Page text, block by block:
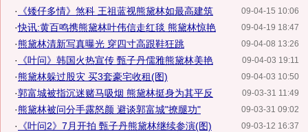
09-04-15 10:06
· 《矮仔多情》煞科 王祖蓝视熊黛林如最高建筑
09-04-19 18:47
·快讯:黄百鸣携熊黛林叶伟信走红毯 熊黛林惊艳
09-04-08 13:26
·熊黛林清新写真曝光 穿四寸高跟鞋狂跳
09-04-03 19:11
· 《叶问》韩国火热宣传 甄子丹儒雅熊黛林美艳
09-04-03 10:50
·熊黛林躲过股灾 买3套豪宅收租(图)
09-03-31 11:49
·郭富城被指沉迷赌马吸烟 熊黛林挺身为其平反
09-03-31 09:02
·熊黛林被问分手露怒颜 避谈郭富城"撩腿功"
09-03-12 16:37
·
《叶问2》7月开拍 甄子丹熊黛林继续参演(图)